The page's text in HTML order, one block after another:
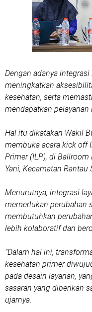
Dengan adanya
meningkatkan
kesehatan, serta
mendapatkan pelayanan
Hal itu dikatakan Wakil
membuka acara kick off
Primer (ILP), di
Yani, Kecamatan
Menurutnya, integrasi
memerlukan perubahan
membutuhkan
lebih kolaboratif dan
“Dalam hal ini,
kesehatan primer
pada desain layanan,
sasaran yang diberikan
ujarnya.